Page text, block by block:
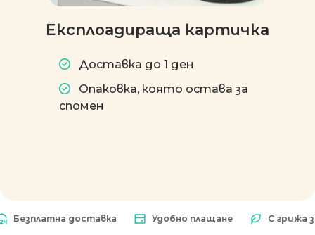
Експлоадираща картичка
Доставка до 1 ден
Опаковка, която остава за
спомен
доставка Удобно плащане С грижа за